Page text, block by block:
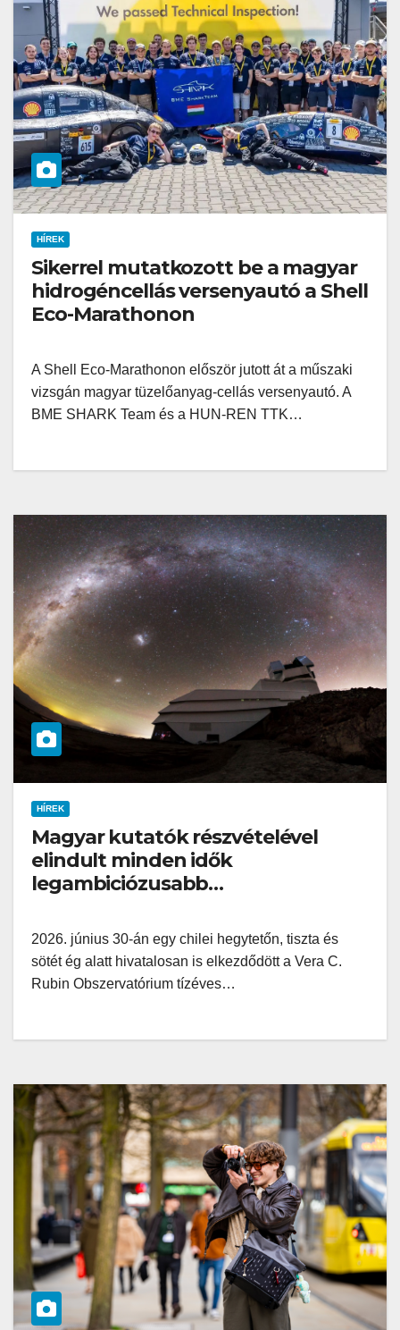
HÍREK
Sikerrel mutatkozott be a magyar
hidrogéncellás versenyautó a Shell
Eco-Marathonon
A Shell Eco-Marathonon először jutott át a műszaki
vizsgán magyar tüzelőanyag-cellás versenyautó. A
BME SHARK Team és a HUN-REN TTK…
HÍREK
Magyar kutatók részvételével
elindult minden idők
legambiciózusabb
2026. június 30-án egy chilei hegytetőn, tiszta és
sötét ég alatt hivatalosan is elkezdődött a Vera C.
Rubin Obszervatórium tízéves…